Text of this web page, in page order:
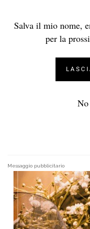
Salva il mio nome,
per la
Messaggio pubblicitario